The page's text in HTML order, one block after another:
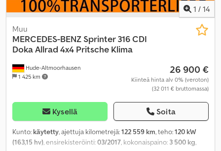
1 / 14
Hude-Altmoorhausen
1 425 km
Muu
MERCEDES-BENZ Sprinter 316 CDI
Doka Allrad 4x4 Pritsche Klima
26 900 €
Kiinteä hinta alv 0% (veroton)
(32 011 € bruttomassa)
Kysellä Soita
Kunto: käytetty, ajettuja kilometrejä:122 559 km, teho:120 kW
(163,15 hv), ensirekisteröinti:03/2017, kokonaispaino: 3 500 kg,